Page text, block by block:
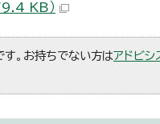
KB）
す。お持ちでない方はアドビシ